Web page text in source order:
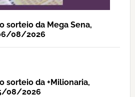
sorteio da Mega Sena,
08/2026
sorteio da +Milionaria,
08/2026